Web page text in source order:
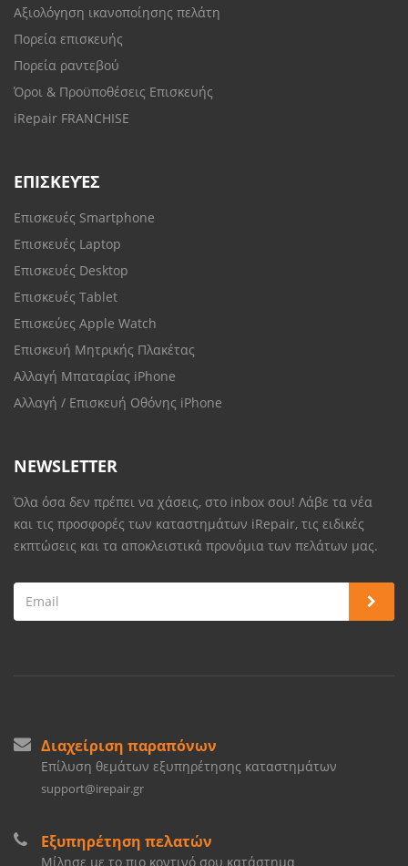
Αξιολόγηση ικανοποίησης πελάτη
Πορεία επισκευής
Πορεία ραντεβού
Όροι & Προϋποθέσεις Επισκευής
iRepair FRANCHISE
ΕΠΙΣΚΕΥΈΣ
Επισκευές Smartphone
Επισκευές Laptop
Επισκευές Desktop
Επισκευές Tablet
Επισκεύες Apple Watch
Επισκευή Μητρικής Πλακέτας
Αλλαγή Μπαταρίας iPhone
Αλλαγή / Επισκευή Οθόνης iPhone
NEWSLETTER
Όλα όσα δεν πρέπει να χάσεις, στο inbox σου! Λάβε τα νέα
και τις προσφορές των καταστημάτων iRepair, τις ειδικές
εκπτώσεις και τα αποκλειστικά προνόμια των πελάτων μας.
Διαχείριση παραπόνων
Επίλυση θεμάτων εξυπηρέτησης καταστημάτων
support@irepair.gr
Εξυπηρέτηση πελατών
Μίλησε με το πιο κοντινό σου κατάστημα